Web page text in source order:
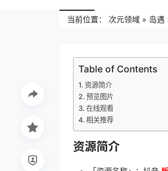
当前位置： 次元领域 » 岛遇
Table of Contents
资源简介
预览图片
在线观看
相关推荐
资源简介